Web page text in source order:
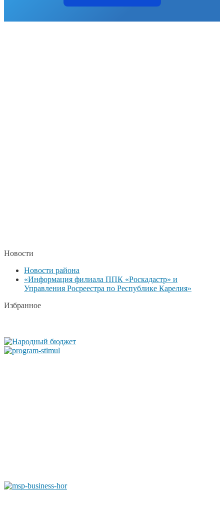
Новости
Новости района
«Информация филиала ППК «Роскадастр» и
Управления Росреестра по Республике Карелия»
Избранное